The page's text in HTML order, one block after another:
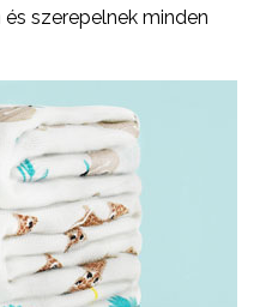
szerepelnek minden